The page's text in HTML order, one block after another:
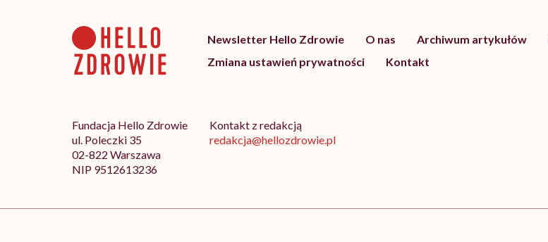
Newsletter Hello Zdrowie O nas Archiwum artykułów
Zmiana ustawień prywatności
Kontakt
Fundacja Hello Zdrowie
ul. Poleczki 35
02-822 Warszawa
NIP 9512613236
Kontakt z redakcją
redakcja@hellozdrowie.pl